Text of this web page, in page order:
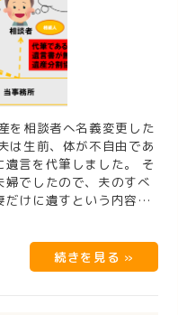
を相談者へ名義変更した
は生前、体が不自由であ
言を代筆しました。 そ
でしたので、夫のすべ
けに遺すという内容で